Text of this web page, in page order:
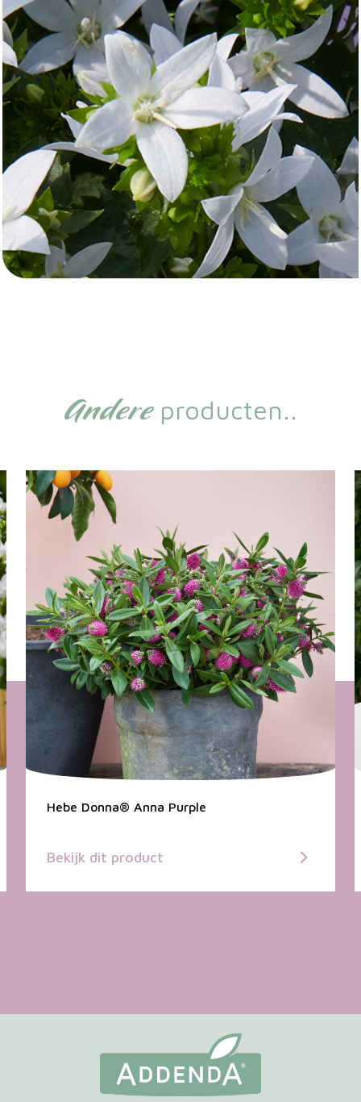
Andereproducten..
Hebe Donna® Anna Purple
Bekijk dit product